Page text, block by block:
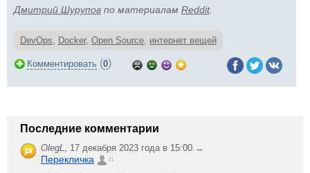
Дмитрий Шурупов по материалам Reddit.
DevOps, Docker, Open Source, интернет вещей
Комментировать (0)
Последние комментарии
OlegL, 17 декабря 2023 года в 15:00 →
Перекличка 21